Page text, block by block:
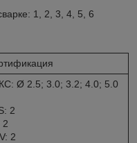
1, 2, 3, 4, 5, 6
Ø 2.5; 3.0; 3.2; 4.0; 5.0
2
2
2